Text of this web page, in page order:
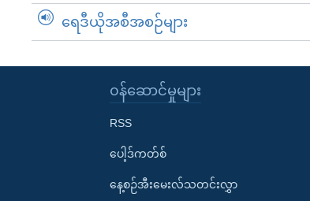
ရေဒီယိုအစီအစဉ်များ
၀န်ဆောင်မှုများ
RSS
ပေါ့ဒ်ကတ်စ်
နေ့စဉ်အီးမေးလ်သတင်းလွှာ